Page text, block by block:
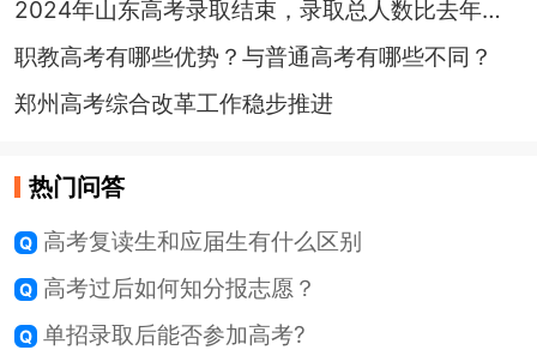
2024年山东高考录取结束，录取总人数比去年增加2.8万人
职教高考有哪些优势？与普通高考有哪些不同？
郑州高考综合改革工作稳步推进
热门问答
高考复读生和应届生有什么区别
高考过后如何知分报志愿？
单招录取后能否参加高考?